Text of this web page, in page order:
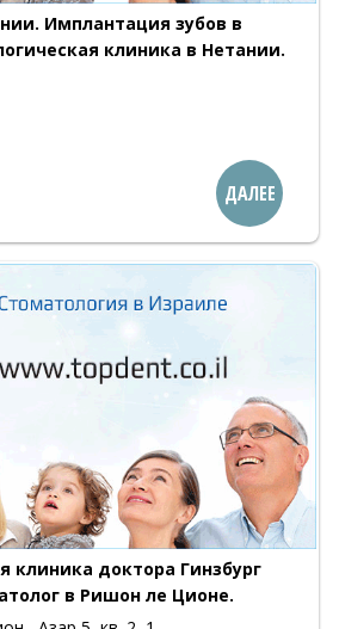
Имплантация зубов в
клиника в Нетании.
ДАЛЕЕ
клиника доктора Гинзбург
в Ришон ле Ционе.